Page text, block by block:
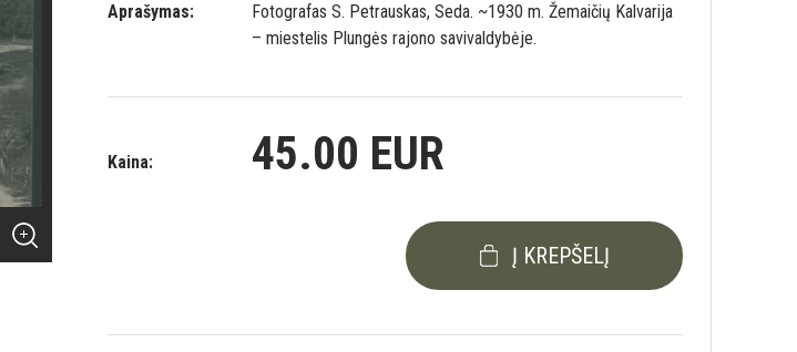
Aprašymas:
Fotografas S. Petrauskas, Seda. ~1930 m. Žemaičių Kalvarija
– miestelis Plungės rajono savivaldybėje.
Kaina: 45.00 EUR
Į KREPŠELĮ